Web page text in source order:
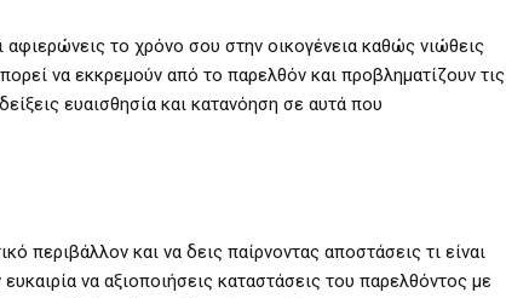
αφιερώνεις το χρόνο σου στην οικογένεια καθώς νιώθεις
να εκκρεμούν από το παρελθόν και προβληματίζουν τις
ευαισθησία και κατανόηση σε αυτά που
περιβάλλον και να δεις παίρνοντας αποστάσεις τι είναι
να αξιοποιήσεις καταστάσεις του παρελθόντος με